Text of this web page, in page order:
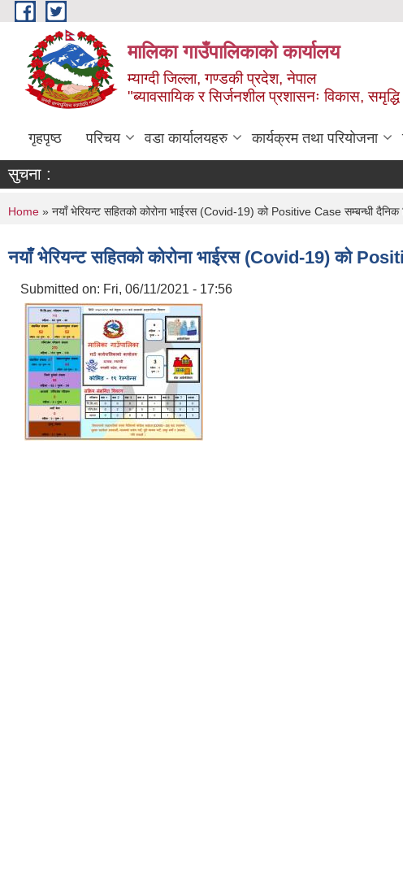
Skip to main content
मालिका गाउँपालिकाको कार्यालय
म्याग्दी जिल्ला, गण्डकी प्रदेश, नेपाल
"ब्यावसायिक र सिर्जनशील प्रशासनः विकास,
गृहपृष्ठ परिचय वडा कार्यालयहरु कार्यक्रम तथा परियोजना
सुचना :
You are here
Home » नयाँ भेरियन्ट सहितको कोरोना भाईरस (Covid-19) को Positive Case सम्बन्धी दैनिक
नयाँ भेरियन्ट सहितको कोरोना भाईरस (Covid-19) को
Submitted on: Fri, 06/11/2021 - 17:56